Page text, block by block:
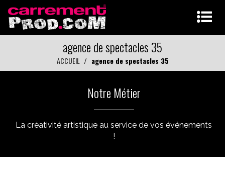
agence de spectacles 35
ACCUEIL agence de spectacles 35
Notre Métier
La créativité artistique au service de vos événements
!